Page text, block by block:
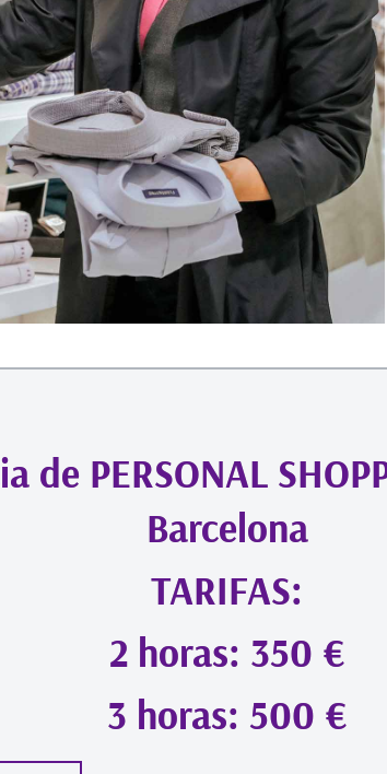
de PERSONAL
Barcelona
TARIFAS:
2 horas: 350 €
3 horas: 500 €